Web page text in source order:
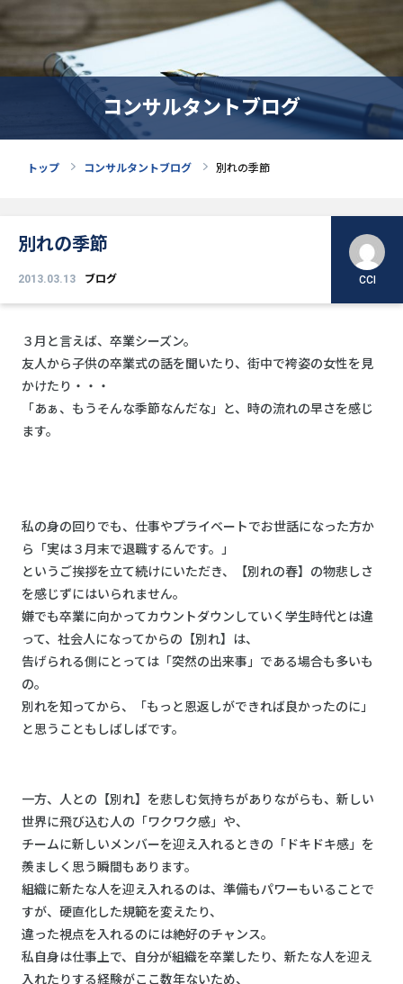
コンサルタントブログ
トップ コンサルタントブログ 別れの季節
別れの季節
2013.03.13 ブログ CCI
３月と言えば、卒業シーズン。
友人から子供の卒業式の話を聞いたり、街中で袴姿の女性を見
かけたり・・・
「あぁ、もうそんな季節なんだな」と、時の流れの早さを感じ
ます。
私の身の回りでも、仕事やプライベートでお世話になった方か
ら「実は３月末で退職するんです。」
というご挨拶を立て続けにいただき、【別れの春】の物悲しさ
を感じずにはいられません。
嫌でも卒業に向かってカウントダウンしていく学生時代とは違
って、社会人になってからの【別れ】は、
告げられる側にとっては「突然の出来事」である場合も多いも
の。
別れを知ってから、「もっと恩返しができれば良かったのに」
と思うこともしばしばです。
一方、人との【別れ】を悲しむ気持ちがありながらも、新しい
世界に飛び込む人の「ワクワク感」や、
チームに新しいメンバーを迎え入れるときの「ドキドキ感」を
羨ましく思う瞬間もあります。
組織に新たな人を迎え入れるのは、準備もパワーもいることで
すが、硬直化した規範を変えたり、
違った視点を入れるのには絶好のチャンス。
私自身は仕事上で、自分が組織を卒業したり、新たな人を迎え
入れたりする経験がここ数年ないため、